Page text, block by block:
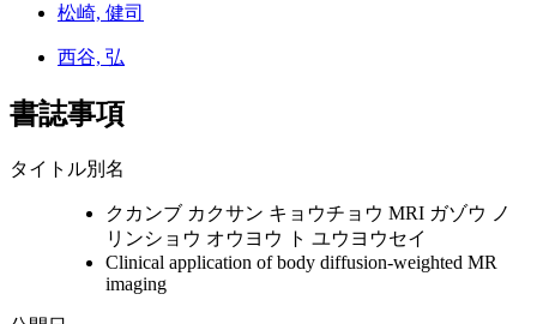
松崎, 健司
西谷, 弘
書誌事項
タイトル別名
クカンブ カクサン キョウチョウ MRI ガゾウ ノ
リンショウ オウヨウ ト ユウヨウセイ
Clinical application of body diffusion-weighted MR
imaging